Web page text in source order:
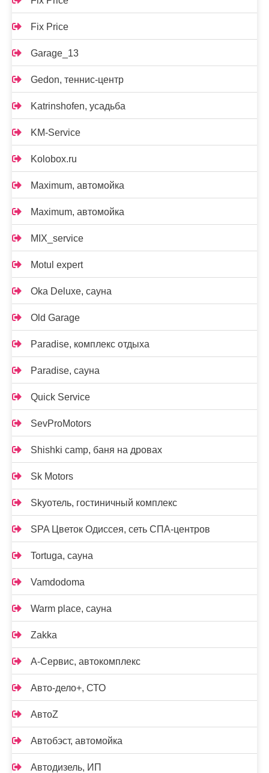
Fix Price
Garage_13
Gedon, теннис-центр
Katrinshofen, усадьба
KM-Service
Kolobox.ru
Maximum, автомойка
Maximum, автомойка
MIX_service
Motul expert
Oka Deluxe, сауна
Old Garage
Paradise, комплекс отдыха
Paradise, сауна
Quick Service
SevProMotors
Shishki camp, баня на дровах
Sk Motors
Skyотель, гостиничный комплекс
SPA Цветок Одиссея, сеть СПА-центров
Tortuga, сауна
Vamdodoma
Warm place, сауна
Zakka
А-Сервис, автокомплекс
Авто-дело+, СТО
АвтоZ
Автобэст, автомойка
Автодизель, ИП